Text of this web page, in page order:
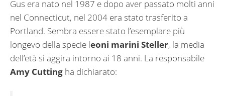
Gus era nato nel 1987 e dopo aver passato molti anni
nel Connecticut, nel 2004 era stato trasferito a
Portland. Sembra essere stato l’esemplare più
longevo della specie leoni marini Steller, la media
dell’età si aggira intorno ai 18 anni. La responsabile
Amy Cutting ha dichiarato: